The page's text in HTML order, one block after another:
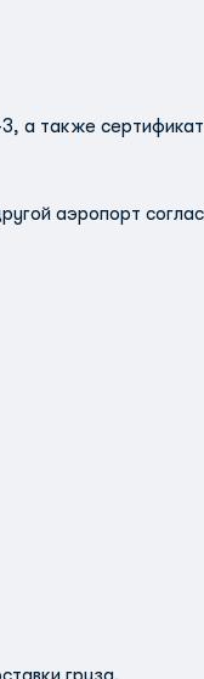
а также
аэропорт